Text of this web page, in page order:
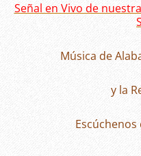
Señal en Vivo de
Música de
y la